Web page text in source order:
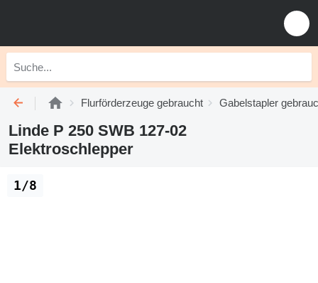
Flurförderzeuge gebraucht Gabelstapler
Linde P 250 SWB 127-02
Elektroschlepper
1/8